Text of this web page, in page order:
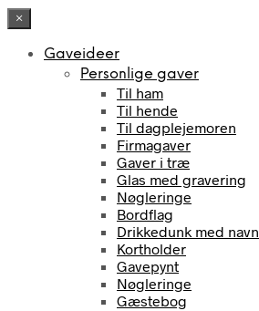
×
Gaveideer
Personlige gaver
Til ham
Til hende
Til dagplejemoren
Firmagaver
Gaver i træ
Glas med gravering
Nøgleringe
Bordflag
Drikkedunk med navn
Kortholder
Gavepynt
Nøgleringe
Gæstebog